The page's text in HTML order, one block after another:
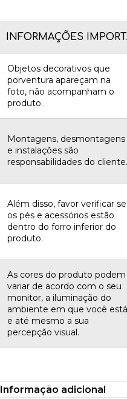
INFORMAÇÕES
Objetos decorativos que
porventura apareçam na
foto, não acompanham o
produto.
Montagens, desmontagens
e instalações são
responsabilidades do cliente.
Além disso, favor verificar se
os pés e acessórios estão
dentro do forro inferior do
produto.
As cores do produto podem
variar de acordo com o seu
monitor, a iluminação do
ambiente em que você está
e até mesmo a sua
percepção visual.
Informação adicional